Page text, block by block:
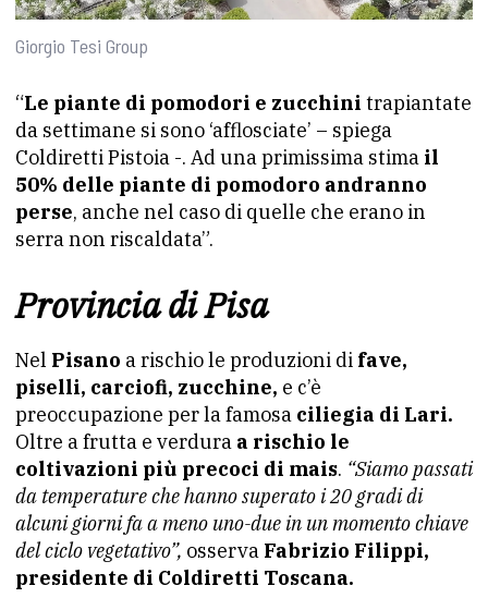
Giorgio Tesi Group
“Le piante di pomodori e zucchini trapiantate
da settimane si sono ‘afflosciate’ – spiega
Coldiretti Pistoia -. Ad una primissima stima il
50% delle piante di pomodoro andranno
perse, anche nel caso di quelle che erano in
serra non riscaldata”.
Provincia di Pisa
Nel Pisano a rischio le produzioni di fave,
piselli, carciofi, zucchine, e c’è
preoccupazione per la famosa ciliegia di Lari.
Oltre a frutta e verdura a rischio le
coltivazioni più precoci di mais. “Siamo passati
da temperature che hanno superato i 20 gradi di
alcuni giorni fa a meno uno-due in un momento chiave
del ciclo vegetativo”, osserva Fabrizio Filippi,
presidente di Coldiretti Toscana.